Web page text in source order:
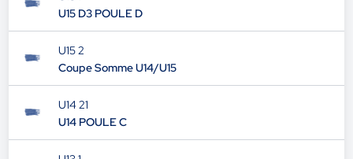
U15 D3 POULE D
U15 2
Coupe Somme U14/U15
U14 21
U14 POULE C